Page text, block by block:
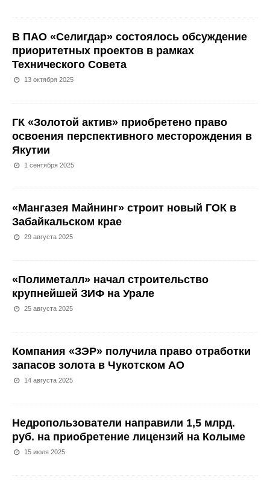
В ПАО «Селигдар» состоялось обсуждение
приоритетных проектов в рамках
Технического Совета
13 октября 2025
ГК «Золотой актив» приобретено право
освоения перспективного месторождения в
Якутии
1 сентября 2025
«Мангазея Майнинг» строит новый ГОК в
Забайкальском крае
29 августа 2025
«Полиметалл» начал строительство
крупнейшей ЗИФ на Урале
25 августа 2025
Компания «ЗЭР» получила право отработки
запасов золота в Чукотском АО
14 августа 2025
Недропользователи направили 1,5 млрд.
руб. на приобретение лицензий на Колыме
15 июля 2025